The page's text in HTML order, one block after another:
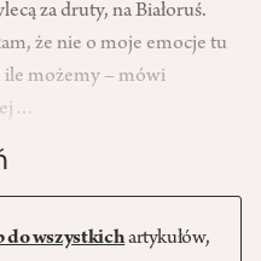
za druty, na Białoruś.
że nie o moje emocje tu
ile możemy – mówi
do wszystkichartykułów,